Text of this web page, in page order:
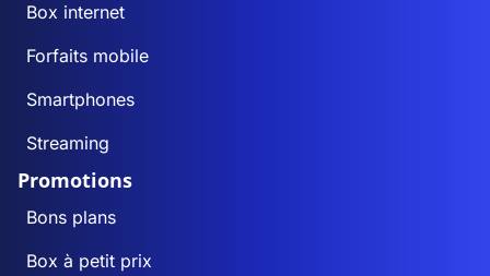
Box internet
Forfaits mobile
Smartphones
Streaming
Promotions
Bons plans
Box à petit prix